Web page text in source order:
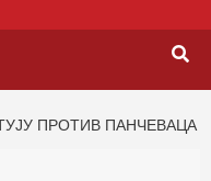
ПРОТИВ ПАНЧЕВАЦА